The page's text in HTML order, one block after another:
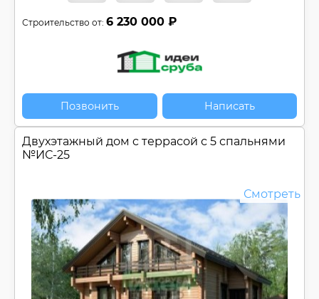
Строительство от: 6 230 000 ₽
Позвонить Написать
Двухэтажный дом c террасой с 5 спальнями
№ИС-25
Смотреть